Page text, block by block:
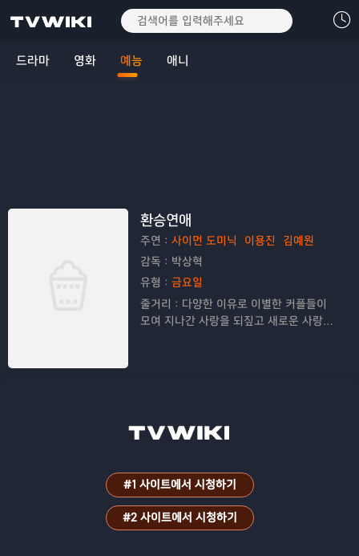
드라마 영화 예능 애니
환승연애
주연： 사이먼 도미닉 이용진
김예원
감독： 박상혁
유형： 금요일
줄거리： 다양한 이유로 이별한 커플들이
모여 지나간 사랑을 되짚고 새로운 사랑을
#1 사이트에서 시청하기
#2 사이트에서 시청하기